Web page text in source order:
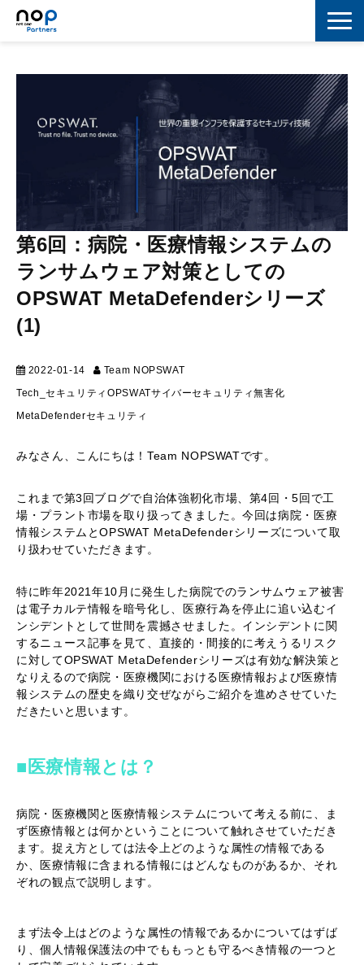
マーケティング
セキュリティ
IoT
コラボレーション
スキルアップ
IT用語解説
第6回：病院・医療情報システムの
ランサムウェア対策としての
OPSWAT MetaDefenderシリーズ
(1)
2022-01-14 Team NOPSWAT
Tech_セキュリティOPSWATサイバーセキュリティ無害化
MetaDefenderセキュリティ
みなさん、こんにちは！Team NOPSWATです。
これまで第3回ブログで自治体強靭化市場、第4回・5回で工
場・プラント市場を取り扱ってきました。今回は病院・医療
情報システムとOPSWAT MetaDefenderシリーズについて取
り扱わせていただきます。
特に昨年2021年10月に発生した病院でのランサムウェア被害
は電子カルテ情報を暗号化し、医療行為を停止に追い込むイ
ンシデントとして世間を震撼させました。インシデントに関
するニュース記事を見て、直接的・間接的に考えうるリスク
に対してOPSWAT MetaDefenderシリーズは有効な解決策と
なりえるので病院・医療機関における医療情報および医療情
報システムの歴史を織り交ぜながらご紹介を進めさせていた
だきたいと思います。
■医療情報とは？
病院・医療機関と医療情報システムについて考える前に、ま
ず医療情報とは何かということについて触れさせていただき
ます。捉え方としては法令上どのような属性の情報である
か、医療情報に含まれる情報にはどんなものがあるか、それ
ぞれの観点で説明します。
まず法令上はどのような属性の情報であるかについてはずば
り、個人情報保護法の中でももっとも守るべき情報の一つと